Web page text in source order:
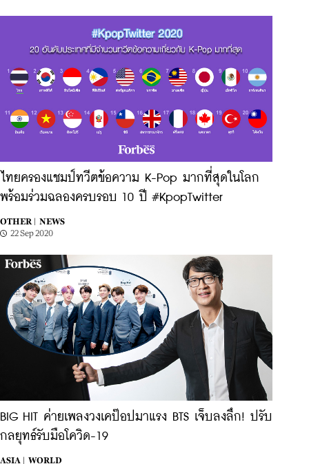
ไทยครองแชมป์ทวีตข้อความ K-Pop มากที่สุดในโลก
พร้อมร่วมฉลองครบรอบ 10 ปี #KpopTwitter
OTHER |
NEWS
22 Sep 2020
BIG HIT ค่ายเพลงวงเคป๊อปมาแรง BTS เจ็บลงลึก! ปรับ
กลยุทธ์รับมือโควิด-19
ASIA |
WORLD